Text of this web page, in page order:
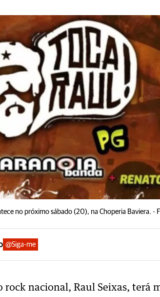
no próximo sábado (20), na Choperia Baviera. -
@Siga-me
rock nacional, Raul Seixas, terá